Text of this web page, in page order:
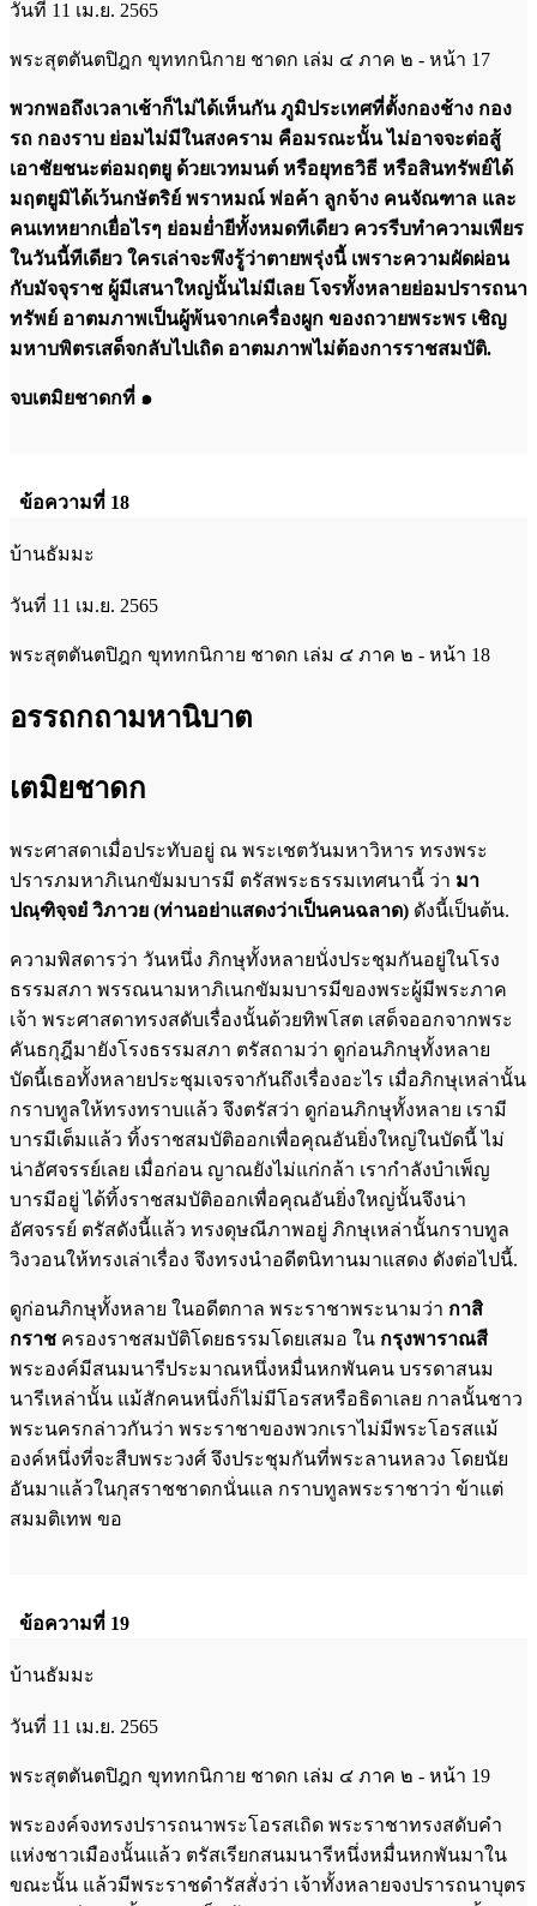
วันที่ 11 เม.ย. 2565
พระสุตตันตปิฎก ขุททกนิกาย ชาดก เล่ม ๔ ภาค ๒ - หน้า 17
พวกพอถึงเวลาเช้าก็ไม่ได้เห็นกัน ภูมิประเทศที่ตั้งกองช้าง กอง
รถ กองราบ ย่อมไม่มีในสงคราม คือมรณะนั้น ไม่อาจจะต่อสู้
เอาชัยชนะต่อมฤตยู ด้วยเวทมนต์ หรือยุทธวิธี หรือสินทรัพย์ได้
มฤตยูมิได้เว้นกษัตริย์ พราหมณ์ พ่อค้า ลูกจ้าง คนจัณฑาล และ
คนเทหยากเยื่อไรๆ ย่อมย่ำยีทั้งหมดทีเดียว ควรรีบทำความเพียร
ในวันนี้ทีเดียว ใครเล่าจะพึงรู้ว่าตายพรุ่งนี้ เพราะความผัดผ่อน
กับมัจจุราช ผู้มีเสนาใหญ่นั้นไม่มีเลย โจรทั้งหลายย่อมปรารถนา
ทรัพย์ อาตมภาพเป็นผู้พ้นจากเครื่องผูก ของถวายพระพร เชิญ
มหาบพิตรเสด็จกลับไปเถิด อาตมภาพไม่ต้องการราชสมบัติ.
จบเตมิยชาดกที่ ๑
ข้อความที่ 18
บ้านธัมมะ
วันที่ 11 เม.ย. 2565
พระสุตตันตปิฎก ขุททกนิกาย ชาดก เล่ม ๔ ภาค ๒ - หน้า 18
อรรถกถามหานิบาต
เตมิยชาดก
พระศาสดาเมื่อประทับอยู่ ณ พระเชตวันมหาวิหาร ทรงพระ
ปรารภมหาภิเนกขัมมบารมี ตรัสพระธรรมเทศนานี้ ว่า มา
ปณฺฑิจฺจยํ วิภาวย (ท่านอย่าแสดงว่าเป็นคนฉลาด) ดังนี้เป็นต้น.
ความพิสดารว่า วันหนึ่ง ภิกษุทั้งหลายนั่งประชุมกันอยู่ในโรง
ธรรมสภา พรรณนามหาภิเนกขัมมบารมีของพระผู้มีพระภาค
เจ้า พระศาสดาทรงสดับเรื่องนั้นด้วยทิพโสต เสด็จออกจากพระ
คันธกุฎีมายังโรงธรรมสภา ตรัสถามว่า ดูก่อนภิกษุทั้งหลาย
บัดนี้เธอทั้งหลายประชุมเจรจากันถึงเรื่องอะไร เมื่อภิกษุเหล่านั้น
กราบทูลให้ทรงทราบแล้ว จึงตรัสว่า ดูก่อนภิกษุทั้งหลาย เรามี
บารมีเต็มแล้ว ทิ้งราชสมบัติออกเพื่อคุณอันยิ่งใหญ่ในบัดนี้ ไม่
น่าอัศจรรย์เลย เมื่อก่อน ญาณยังไม่แก่กล้า เรากำลังบำเพ็ญ
บารมีอยู่ ได้ทิ้งราชสมบัติออกเพื่อคุณอันยิ่งใหญ่นั้นจึงน่า
อัศจรรย์ ตรัสดังนี้แล้ว ทรงดุษณีภาพอยู่ ภิกษุเหล่านั้นกราบทูล
วิงวอนให้ทรงเล่าเรื่อง จึงทรงนำอดีตนิทานมาแสดง ดังต่อไปนี้.
ดูก่อนภิกษุทั้งหลาย ในอดีตกาล พระราชาพระนามว่า กาสิ
กราช ครองราชสมบัติโดยธรรมโดยเสมอ ใน กรุงพาราณสี
พระองค์มีสนมนารีประมาณหนึ่งหมื่นหกพันคน บรรดาสนม
นารีเหล่านั้น แม้สักคนหนึ่งก็ไม่มีโอรสหรือธิดาเลย กาลนั้นชาว
พระนครกล่าวกันว่า พระราชาของพวกเราไม่มีพระโอรสแม้
องค์หนึ่งที่จะสืบพระวงศ์ จึงประชุมกันที่พระลานหลวง โดยนัย
อันมาแล้วในกุสราชชาดกนั่นแล กราบทูลพระราชาว่า ข้าแต่
สมมติเทพ ขอ
ข้อความที่ 19
บ้านธัมมะ
วันที่ 11 เม.ย. 2565
พระสุตตันตปิฎก ขุททกนิกาย ชาดก เล่ม ๔ ภาค ๒ - หน้า 19
พระองค์จงทรงปรารถนาพระโอรสเถิด พระราชาทรงสดับคำ
แห่งชาวเมืองนั้นแล้ว ตรัสเรียกสนมนารีหนึ่งหมื่นหกพันมาใน
ขณะนั้น แล้วมีพระราชดำรัสสั่งว่า เจ้าทั้งหลายจงปรารถนาบุตร